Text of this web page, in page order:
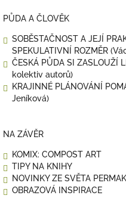
PŮDA A ČLOVĚK
SOBĚSTAČNOST A JEJÍ
SPEKULATIVNÍ ROZMĚR
ČESKÁ PŮDA SI ZASLOUŽÍ
kolektiv autorů)
KRAJINNÉ PLÁNOVÁNÍ
Jeníková)
NA ZÁVĚR
KOMIX: COMPOST ART
TIPY NA KNIHY
NOVINKY ZE SVĚTA
OBRAZOVÁ INSPIRACE